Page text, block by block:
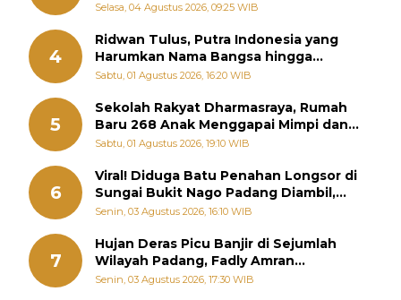
Selasa, 04 Agustus 2026, 09:25 WIB
4
Ridwan Tulus, Putra Indonesia yang
Harumkan Nama Bangsa hingga
Diabadikan dalam Buku Jepang
Sabtu, 01 Agustus 2026, 16:20 WIB
5
Sekolah Rakyat Dharmasraya, Rumah
Baru 268 Anak Menggapai Mimpi dan
Memutus Rantai Kemiskinan
Sabtu, 01 Agustus 2026, 19:10 WIB
6
Viral! Diduga Batu Penahan Longsor di
Sungai Bukit Nago Padang Diambil,
Warga Khawatir Bencana Terulang
Senin, 03 Agustus 2026, 16:10 WIB
7
Hujan Deras Picu Banjir di Sejumlah
Wilayah Padang, Fadly Amran
Perintahkan OPD Siaga
Senin, 03 Agustus 2026, 17:30 WIB